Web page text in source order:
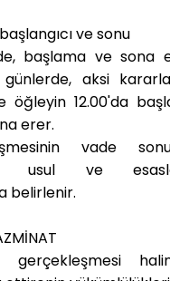
ve sonu
başlama ve sona
aksi
öğleyin 12.00'da
erer.
vade
usul ve
belirlenir.
gerçekleşmesi